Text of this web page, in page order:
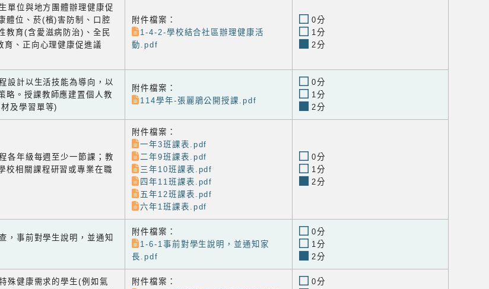
單位與地方團體辦理健康促
體位、菸(檳)害防制、口腔
教育(含愛滋病防治)、全民
育、正向心理健康促進議
附件檔案：
1-4-2-學校結合社區辦理健康活
動.pdf
0分
1分
2分
設計以生活技能為導向，以
略。授課教師應建置個人教
及學習單等)
附件檔案：
114學年-張麗鵑公開授課.pdf
0分
1分
2分
各年級每週至少一節課；教
校相關課程研習或專業在職
附件檔案：
一年3班課表.pdf
二年9班課表.pdf
三年10班課表.pdf
四年11班課表.pdf
五年12班課表.pdf
六年1班課表.pdf
0分
1分
2分
，事前對學生說明，並通知
附件檔案：
1-6-1事前對學生說明，並通知家
長.pdf
0分
1分
2分
殊健康需求的學生(例如氣
附件檔案：
0分